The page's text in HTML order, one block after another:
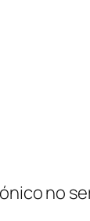
no